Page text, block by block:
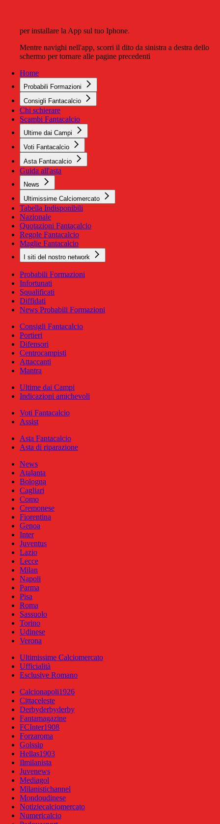
per installare la App sul tuo Iphone.
Mentre navighi nell'app, scorri il dito da sinistra a destra dello
schermo per tornare alle pagine precedenti
Home
Probabili Formazioni
Consigli Fantacalcio
Chi schierare
Scambi Fantacalcio
Ultime dai Campi
Voti Fantacalcio
Asta Fantacalcio
Guida all'asta
News
Ultimissime Calciomercato
Tabella Indisponibili
Nazionale
Quotazioni Fantacalcio
Regole Fantacalcio
Maglie Fantacalcio
I siti del nostro network
Probabili Formazioni
Infortunati
Squalificati
Diffidati
News Probabili Formazioni
Consigli Fantacalcio
Portieri
Difensori
Centrocampisti
Attaccanti
Mantra
Ultime dai Campi
Indicazioni amichevoli
Voti Fantacalcio
Assist
Asta Fantacalcio
Asta di riparazione
News
Atalanta
Bologna
Cagliari
Como
Cremonese
Fiorentina
Genoa
Inter
Juventus
Lazio
Lecce
Milan
Napoli
Parma
Pisa
Roma
Sassuolo
Torino
Udinese
Verona
Ultimissime Calciomercato
Ufficialità
Esclusive Romano
Calcionapoli1926
Cittaceleste
Derbyderbyderby
Fantamagazine
FCInter1908
Forzaroma
Golssip
Hellas1903
Ilmilanista
Juvenews
Mediagol
Milanistichannel
Mondoudinese
Notiziecalciomercato
Numericalcio